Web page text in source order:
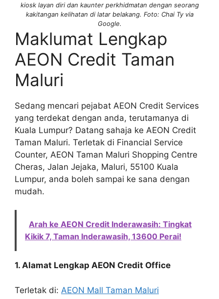
kiosk layan diri dan kaunter perkhidmatan dengan seorang
kakitangan kelihatan di latar belakang. Foto: Chai Ty via
Google.
Maklumat Lengkap
AEON Credit Taman
Maluri
Sedang mencari pejabat AEON Credit Services
yang terdekat dengan anda, terutamanya di
Kuala Lumpur? Datang sahaja ke AEON Credit
Taman Maluri. Terletak di Financial Service
Counter, AEON Taman Maluri Shopping Centre
Cheras, Jalan Jejaka, Maluri, 55100 Kuala
Lumpur, anda boleh sampai ke sana dengan
mudah.
Arah ke AEON Credit Inderawasih: Tingkat
Kikik 7, Taman Inderawasih, 13600 Perai!
1. Alamat Lengkap AEON Credit Office
Terletak di: AEON Mall Taman Maluri